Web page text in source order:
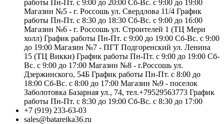
работы Пн-Пт. с 9:00 до 20:00 Сб-Вс. с 9:00 до 19:00
Магазин №5 - г. Россошь ул. Свердлова 11/4 График
работы Пн-Пт. с 8:30 до 18:30 Сб-Вс. с 9:00 до 16:00
Магазин №6 - г. Россошь ул. Строителей 1 (ТЦ Мери
холл) График работы Пн-Пт. с 9:00 до 19:00 Сб-Вс. с 9:00
до 19:00 Магазин №7 - ПГТ Подгоренский ул. Ленина
15 (ТЦ Викки) График работы Пн-Пт. с 9:00 до 19:00 Сб-
Вс. с 9:00 до 17:00 Магазин №8 - г.Россошь ул.
Дзержинского, 54Б График работы Пн-Пт. с 8:00 до
18:00 Сб-Вс. с 8:00 до 17:00 Магазин №9 - поселок
Заболотовка Базарная ул., 74, тел.+79529563773 График
работы Пн-Пт. с 8:30 до 19:00 Сб-Вс. с 8:30 до 17:00
+7 (919) 233-63-03
sales@batareika36.ru